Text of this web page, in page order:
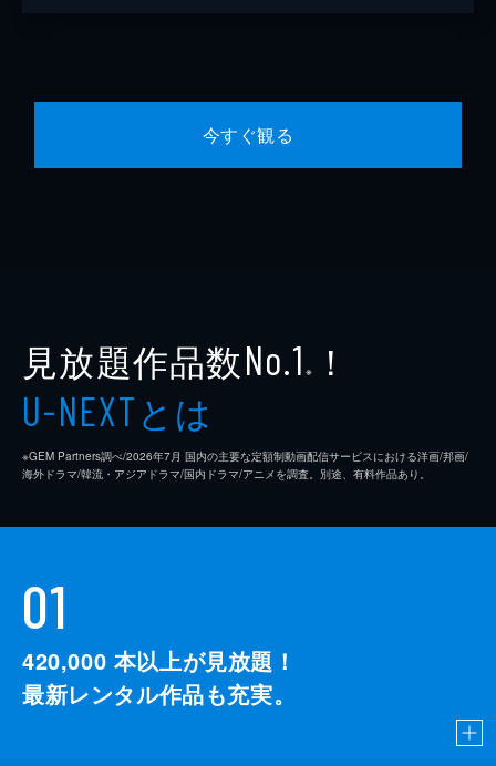
今すぐ観る
見放題作品数No.1 ※ ！
U-NEXTとは
※GEM Partners調べ/2026年7⽉ 国内の主要な定額制動画配信サービスにおける洋画/邦画/
海外ドラマ/韓流・アジアドラマ/国内ドラマ/アニメを調査。別途、有料作品あり。
01
420,000 本以上が見放題！
最新レンタル作品も充実。